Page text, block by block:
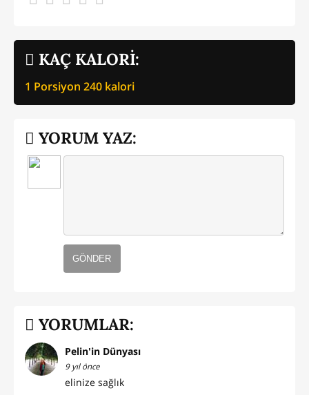
KAÇ KALORİ:
1 Porsiyon 240 kalori
YORUM YAZ:
GÖNDER
YORUMLAR:
Pelin'in Dünyası
9 yıl önce
elinize sağlık